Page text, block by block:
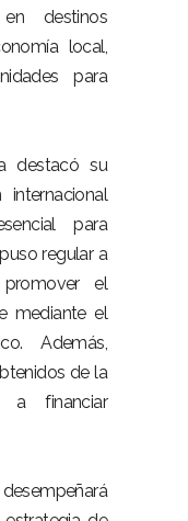
destinos
local,
para
destacó su
para
regular a
el
mediante el
Además,
de la
a financiar